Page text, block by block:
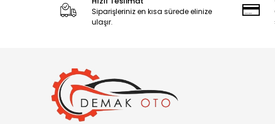
Siparişleriniz en kısa sürede elinize
ulaşır.